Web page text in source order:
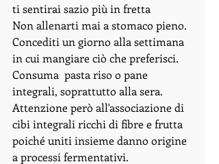
ti sentirai sazio più in fretta
Non allenarti mai a stomaco pieno.
Concediti un giorno alla settimana
in cui mangiare ciò che preferisci.
Consuma  pasta riso o pane
integrali, soprattutto alla sera.
Attenzione però all'associazione di
cibi integrali ricchi di fibre e frutta
poiché uniti insieme danno origine
a processi fermentativi.